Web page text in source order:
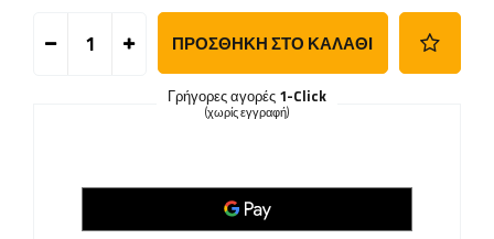
ΠΡΟΣΘΉΚΗ ΣΤΟ ΚΑΛΆΘΙ
Γρήγορες αγορές 1-Click
(χωρίς εγγραφή)